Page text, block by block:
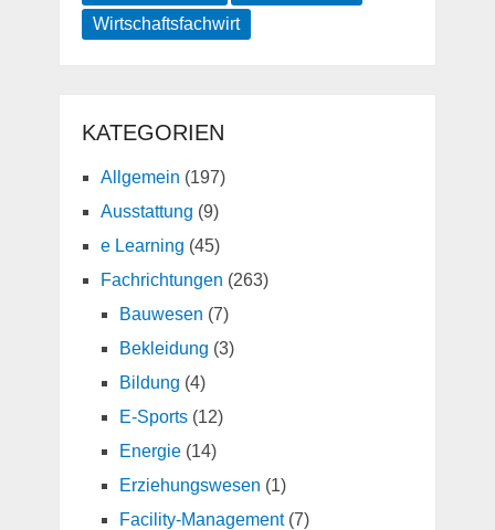
Wirtschaftsfachwirt
KATEGORIEN
Allgemein (197)
Ausstattung (9)
e Learning (45)
Fachrichtungen (263)
Bauwesen (7)
Bekleidung (3)
Bildung (4)
E-Sports(12)
Energie(14)
Erziehungswesen (1)
Facility-Management(7)